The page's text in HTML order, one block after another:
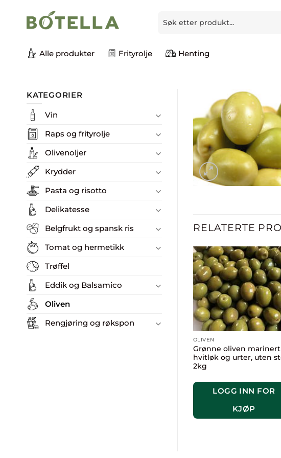
content
etter:
Alle produkter Frityrolje Henting
KATEGORIER
Vin
Raps og frityrolje
Olivenoljer
Krydder
Pasta og risotto
Delikatesse
Belgfrukt og spansk ris
Tomat og hermetikk
Trøffel
Eddik og Balsamico
Oliven
Rengjøring og røkspon
RELATERTE
OLIVEN
Grønne oliven
hvitløk og urter, uten
2kg
LOGG INN FOR
KJØP